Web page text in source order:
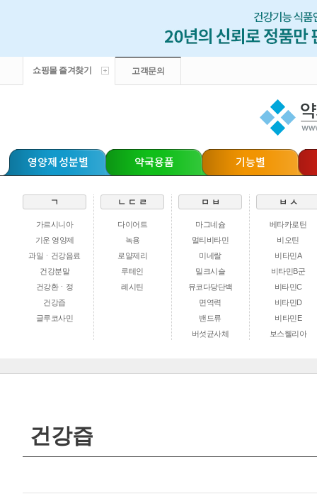
쇼핑몰 즐겨찾기 고객문의
영양제 성분별 약국용품 기능별
ㄱ
가르시니아
기운 영양제
과일ㆍ건강음료
건강분말
건강환ㆍ정
건강즙
글루코사민
ㄴ ㄷ ㄹ
다이어트
녹용
로얄제리
루테인
레시틴
ㅁ ㅂ
마그네슘
멀티비타민
미네랄
밀크시슬
뮤코다당단백
면역력
밴드류
버섯균사체
ㅂ ㅅ
베타카로틴
비오틴
비타민A
비타민B군
비타민C
비타민D
비타민E
보스웰리아
건강즙